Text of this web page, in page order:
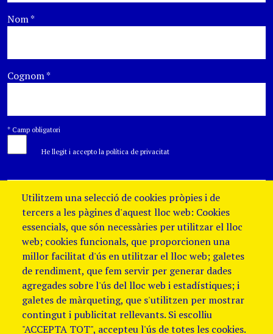
Nom*
Cognom*
* Camp obligatori
He llegit i accepto la política de privacitat
Utilitzem una selecció de cookies pròpies i de
tercers a les pàgines d'aquest lloc web: Cookies
essencials, que són necessàries per utilitzar el lloc
web; cookies funcionals, que proporcionen una
millor facilitat d'ús en utilitzar el lloc web; galetes
de rendiment, que fem servir per generar dades
agregades sobre l'ús del lloc web i estadístiques; i
galetes de màrqueting, que s'utilitzen per mostrar
contingut i publicitat rellevants. Si escolliu
"ACCEPTA TOT", accepteu l'ús de totes les cookies.